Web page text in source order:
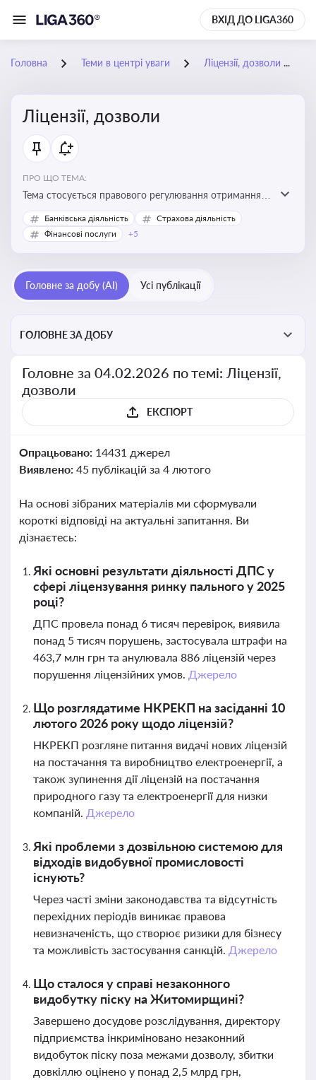
ВХІД ДО LIGA360
Головна Теми в центрі уваги Ліцензії, дозволи
Ліцензії, дозволи
ПРО ЩО ТЕМА:
Тема стосується правового регулювання отримання,
переоформлення, анулювання ліцензій і дозволів,
необхідних для провадження господарської
Банківська діяльність
Страхова діяльність
Фінансові послуги
+5
Головне за добу (AI) Усі публікації
ГОЛОВНЕ ЗА ДОБУ
Головне за 04.02.2026 по темі: Ліцензії,
дозволи
ЕКСПОРТ
Опрацьовано: 14431 джерел
Виявлено: 45 публікацій за 4 лютого
На основі зібраних матеріалів ми сформували
короткі відповіді на актуальні запитання. Ви
дізнаєтесь:
Які основні результати діяльності ДПС у
сфері ліцензування ринку пального у 2025
році?
ДПС провела понад 6 тисяч перевірок, виявила
понад 5 тисяч порушень, застосувала штрафи на
463,7 млн грн та анулювала 886 ліцензій через
порушення ліцензійних умов. Джерело
Що розглядатиме НКРЕКП на засіданні 10
лютого 2026 року щодо ліцензій?
НКРЕКП розгляне питання видачі нових ліцензій
на постачання та виробництво електроенергії, а
також зупинення дії ліцензій на постачання
природного газу та електроенергії для низки
компаній. Джерело
Які проблеми з дозвільною системою для
відходів видобувної промисловості
існують?
Через часті зміни законодавства та відсутність
перехідних періодів виникає правова
невизначеність, що створює ризики для бізнесу
та можливість застосування санкцій. Джерело
Що сталося у справі незаконного
видобутку піску на Житомирщині?
Завершено досудове розслідування, директору
підприємства інкриміновано незаконний
видобуток піску поза межами дозволу, збитки
довкіллю оцінено у понад 2,5 млрд грн,